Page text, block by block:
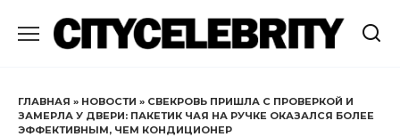
содержанию
ГЛАВНАЯ » НОВОСТИ » СВЕКРОВЬ ПРИШЛА С ПРОВЕРКОЙ И
ЗАМЕРЛА У ДВЕРИ: ПАКЕТИК ЧАЯ НА РУЧКЕ ОКАЗАЛСЯ БОЛЕЕ
ЭФФЕКТИВНЫМ, ЧЕМ КОНДИЦИОНЕР